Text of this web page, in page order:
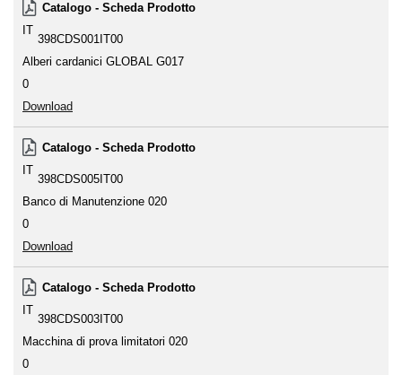
Catalogo - Scheda Prodotto
IT
398CDS001IT00
Alberi cardanici GLOBAL G017
0
Download
Catalogo - Scheda Prodotto
IT
398CDS005IT00
Banco di Manutenzione 020
0
Download
Catalogo - Scheda Prodotto
IT
398CDS003IT00
Macchina di prova limitatori 020
0